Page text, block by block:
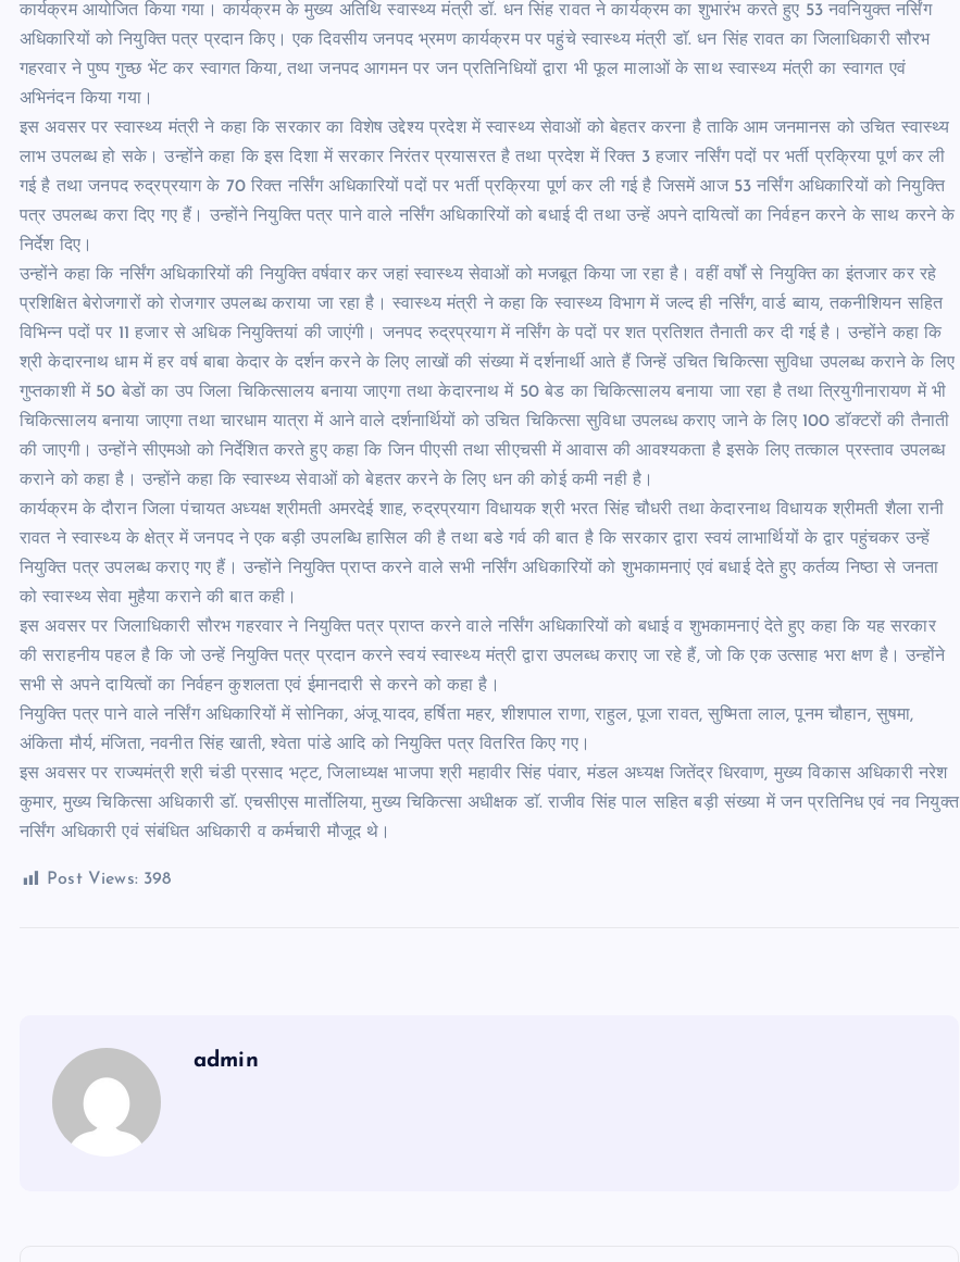
कार्यक्रम आयोजित किया गया। कार्यक्रम के मुख्य अतिथि स्वास्थ्य मंत्री डॉ. धन सिंह रावत ने कार्यक्रम का शुभारंभ करते हुए 53 नवनियुक्त नर्सिंग
अधिकारियों को नियुक्ति पत्र प्रदान किए। एक दिवसीय जनपद भ्रमण कार्यक्रम पर पहुंचे स्वास्थ्य मंत्री डाॅ. धन सिंह रावत का जिलाधिकारी सौरभ
गहरवार ने पुष्प गुच्छ भेंट कर स्वागत किया, तथा जनपद आगमन पर जन प्रतिनिधियों द्वारा भी फूल मालाओं के साथ स्वास्थ्य मंत्री का स्वागत एवं
अभिनंदन किया गया।
इस अवसर पर स्वास्थ्य मंत्री ने कहा कि सरकार का विशेष उद्देश्य प्रदेश में स्वास्थ्य सेवाओं को बेहतर करना है ताकि आम जनमानस को उचित स्वास्थ्य
लाभ उपलब्ध हो सके। उन्होंने कहा कि इस दिशा में सरकार निरंतर प्रयासरत है तथा प्रदेश में रिक्त 3 हजार नर्सिंग पदों पर भर्ती प्रक्रिया पूर्ण कर ली
गई है तथा जनपद रुद्रप्रयाग के 70 रिक्त नर्सिंग अधिकारियों पदों पर भर्ती प्रक्रिया पूर्ण कर ली गई है जिसमें आज 53 नर्सिंग अधिकारियों को नियुक्ति
पत्र उपलब्ध करा दिए गए हैं। उन्होंने नियुक्ति पत्र पाने वाले नर्सिंग अधिकारियों को बधाई दी तथा उन्हें अपने दायित्वों का निर्वहन करने के साथ करने के
निर्देश दिए।
उन्होंने कहा कि नर्सिंग अधिकारियों की नियुक्ति वर्षवार कर जहां स्वास्थ्य सेवाओं को मजबूत किया जा रहा है। वहीं वर्षों से नियुक्ति का इंतजार कर रहे
प्रशिक्षित बेरोजगारों को रोजगार उपलब्ध कराया जा रहा है। स्वास्थ्य मंत्री ने कहा कि स्वास्थ्य विभाग में जल्द ही नर्सिंग, वार्ड ब्वाय, तकनीशियन सहित
विभिन्न पदों पर 11 हजार से अधिक नियुक्तियां की जाएंगी। जनपद रुद्रप्रयाग में नर्सिंग के पदों पर शत प्रतिशत तैनाती कर दी गई है। उन्होंने कहा कि
श्री केदारनाथ धाम में हर वर्ष बाबा केदार के दर्शन करने के लिए लाखों की संख्या में दर्शनार्थी आते हैं जिन्हें उचित चिकित्सा सुविधा उपलब्ध कराने के लिए
गुप्तकाशी में 50 बेडों का उप जिला चिकित्सालय बनाया जाएगा तथा केदारनाथ में 50 बेड का चिकित्सालय बनाया जाा रहा है तथा त्रियुगीनारायण में भी
चिकित्सालय बनाया जाएगा तथा चारधाम यात्रा में आने वाले दर्शनार्थियों को उचित चिकित्सा सुविधा उपलब्ध कराए जाने के लिए 100 डाॅक्टरों की तैनाती
की जाएगी। उन्होंने सीएमओ को निर्देशित करते हुए कहा कि जिन पीएसी तथा सीएचसी में आवास की आवश्यकता है इसके लिए तत्काल प्रस्ताव उपलब्ध
कराने को कहा है। उन्होंने कहा कि स्वास्थ्य सेवाओं को बेहतर करने के लिए धन की कोई कमी नही है।
कार्यक्रम के दौरान जिला पंचायत अध्यक्ष श्रीमती अमरदेई शाह, रुद्रप्रयाग विधायक श्री भरत सिंह चौधरी तथा केदारनाथ विधायक श्रीमती शैला रानी
रावत ने स्वास्थ्य के क्षेत्र में जनपद ने एक बड़ी उपलब्धि हासिल की है तथा बडे गर्व की बात है कि सरकार द्वारा स्वयं लाभार्थियों के द्वार पहुंचकर उन्हें
नियुक्ति पत्र उपलब्ध कराए गए हैं। उन्होंने नियुक्ति प्राप्त करने वाले सभी नर्सिंग अधिकारियों को शुभकामनाएं एवं बधाई देते हुए कर्तव्य निष्ठा से जनता
को स्वास्थ्य सेवा मुहैया कराने की बात कही।
इस अवसर पर जिलाधिकारी सौरभ गहरवार ने नियुक्ति पत्र प्राप्त करने वाले नर्सिंग अधिकारियों को बधाई व शुभकामनाएं देते हुए कहा कि यह सरकार
की सराहनीय पहल है कि जो उन्हें नियुक्ति पत्र प्रदान करने स्वयं स्वास्थ्य मंत्री द्वारा उपलब्ध कराए जा रहे हैं, जो कि एक उत्साह भरा क्षण है। उन्होंने
सभी से अपने दायित्वों का निर्वहन कुशलता एवं ईमानदारी से करने को कहा है।
नियुक्ति पत्र पाने वाले नर्सिंग अधिकारियों में सोनिका, अंजू यादव, हर्षिता महर, शीशपाल राणा, राहुल, पूजा रावत, सुष्मिता लाल, पूनम चौहान, सुषमा,
अंकिता मौर्य, मंजिता, नवनीत सिंह खाती, श्वेता पांडे आदि को नियुक्ति पत्र वितरित किए गए।
इस अवसर पर राज्यमंत्री श्री चंडी प्रसाद भट्ट, जिलाध्यक्ष भाजपा श्री महावीर सिंह पंवार, मंडल अध्यक्ष जितेंद्र धिरवाण, मुख्य विकास अधिकारी नरेश
कुमार, मुख्य चिकित्सा अधिकारी डाॅ. एचसीएस मार्तोलिया, मुख्य चिकित्सा अधीक्षक डाॅ. राजीव सिंह पाल सहित बड़ी संख्या में जन प्रतिनिध एवं नव नियुक्त
नर्सिंग अधिकारी एवं संबंधित अधिकारी व कर्मचारी मौजूद थे।
Post Views: 398
admin